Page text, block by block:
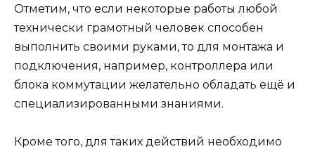
Отметим, что если некоторые работы любой
технически грамотный человек способен
выполнить своими руками, то для монтажа и
подключения, например, контроллера или
блока коммутации желательно обладать ещё и
специализированными знаниями.
Кроме того, для таких действий необходимо